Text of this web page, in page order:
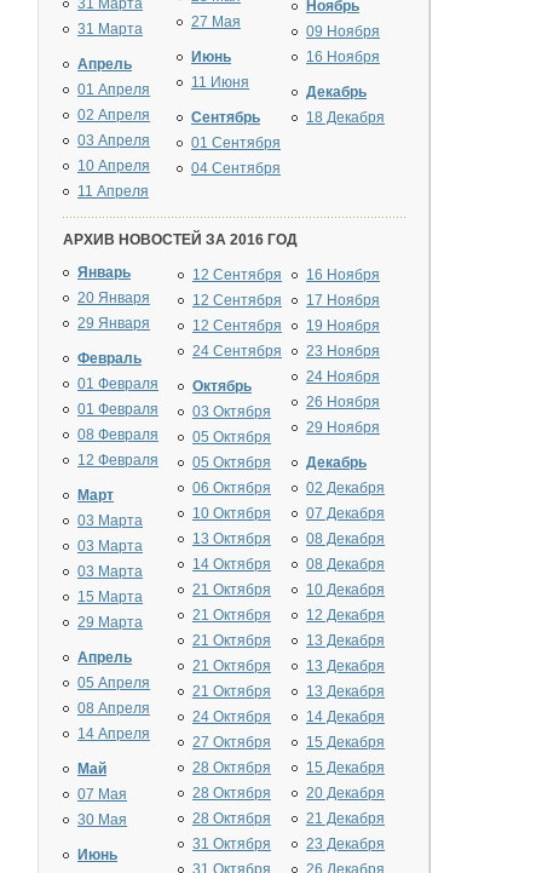
31 Марта
31 Марта
Апрель
01 Апреля
02 Апреля
03 Апреля
10 Апреля
11 Апреля
27 Мая
Июнь
11 Июня
Сентябрь
01 Сентября
04 Сентября
Ноябрь
09 Ноября
16 Ноября
Декабрь
18 Декабря
АРХИВ НОВОСТЕЙ ЗА 2016 ГОД
Январь
20 Января
29 Января
Февраль
01 Февраля
01 Февраля
08 Февраля
12 Февраля
Март
03 Марта
03 Марта
03 Марта
15 Марта
29 Марта
Апрель
05 Апреля
08 Апреля
14 Апреля
Май
07 Мая
30 Мая
Июнь
12 Сентября
12 Сентября
12 Сентября
24 Сентября
Октябрь
03 Октября
05 Октября
05 Октября
06 Октября
10 Октября
13 Октября
14 Октября
21 Октября
21 Октября
21 Октября
21 Октября
21 Октября
24 Октября
27 Октября
28 Октября
28 Октября
28 Октября
31 Октября
31 Октября
16 Ноября
17 Ноября
19 Ноября
23 Ноября
24 Ноября
26 Ноября
29 Ноября
Декабрь
02 Декабря
07 Декабря
08 Декабря
08 Декабря
10 Декабря
12 Декабря
13 Декабря
13 Декабря
13 Декабря
14 Декабря
15 Декабря
15 Декабря
20 Декабря
21 Декабря
23 Декабря
26 Декабря